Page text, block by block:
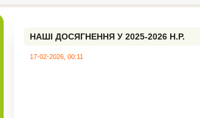
НАШІ ДОСЯГНЕННЯ У 2025-2026 Н.Р.
17-02-2026, 00:11